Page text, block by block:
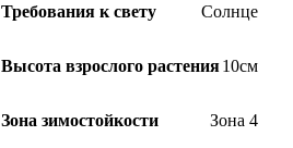
Требования к свету Солнце
Высота взрослого растения10см
Зона зимостойкости Зона 4